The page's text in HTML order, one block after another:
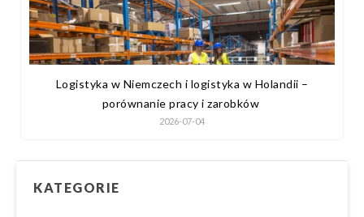
Logistyka w Niemczech i logistyka w Holandii –
porównanie pracy i zarobków
2026-07-04
KATEGORIE